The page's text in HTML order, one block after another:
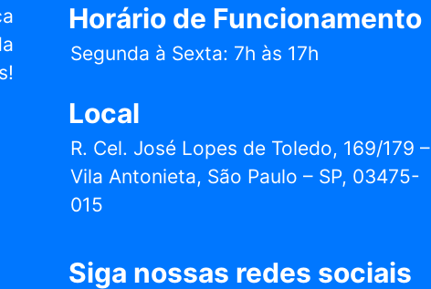
Horário de Funcionamento
Segunda à Sexta: 7h às 17h
Local
R. Cel. José Lopes de Toledo, 169/179 –
Vila Antonieta, São Paulo – SP, 03475-
015
Siga nossas redes sociais